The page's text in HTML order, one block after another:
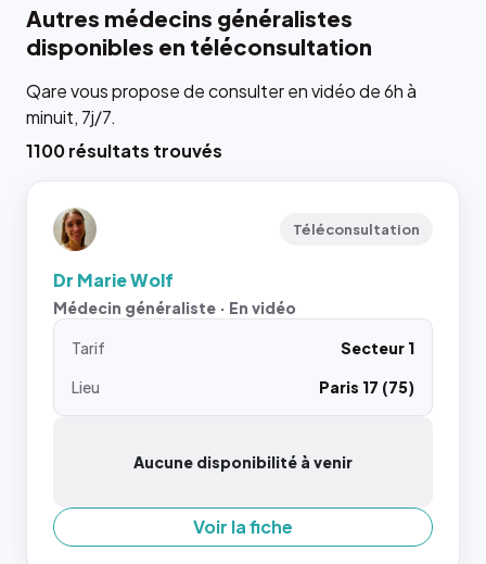
Autres médecins généralistes
disponibles en téléconsultation
Qare vous propose de consulter en vidéo de 6h à
minuit, 7j/7.
1100 résultats trouvés
Téléconsultation
Dr Marie Wolf
Médecin généraliste · En vidéo
Tarif
Secteur 1
Lieu
Paris 17 (75)
Aucune disponibilité à venir
Voir la fiche